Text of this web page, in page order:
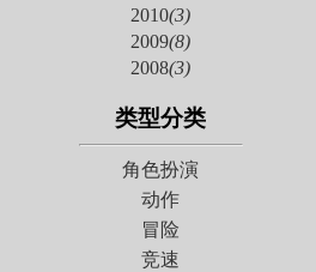
2010(3)
2009(8)
2008(3)
类型分类
角色扮演
动作
冒险
竞速